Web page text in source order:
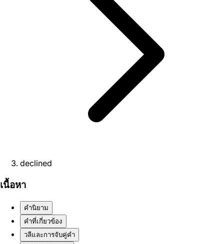
declined
เนื้อหา
คำนิยาม
คำที่เกี่ยวข้อง
วลีและการจับคู่คำ